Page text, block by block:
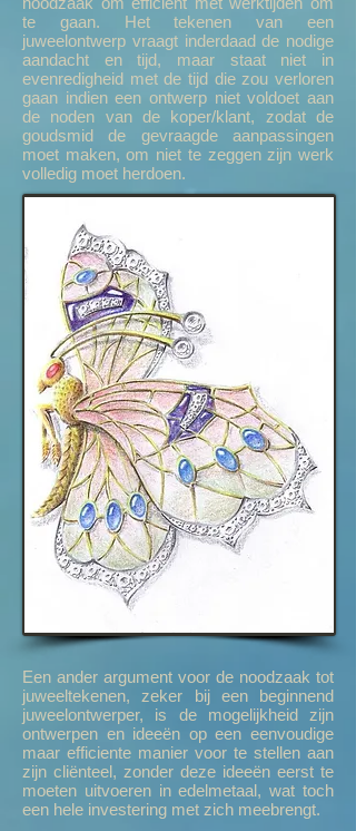
te gaan. Het tekenen van een
juweelontwerp vraagt inderdaad de nodige
aandacht en tijd, maar staat niet in
evenredigheid met de tijd die zou verloren
gaan indien een ontwerp niet voldoet aan
de noden van de koper/klant, zodat de
goudsmid de gevraagde aanpassingen
moet maken, om niet te zeggen zijn werk
volledig moet herdoen.
Een ander argument voor de noodzaak tot
juweeltekenen, zeker bij een beginnend
juweelontwerper, is de mogelijkheid zijn
ontwerpen en ideeën op een eenvoudige
maar efficiente manier voor te stellen aan
zijn cliënteel, zonder deze ideeën eerst te
moeten uitvoeren in edelmetaal, wat toch
een hele investering met zich meebrengt.